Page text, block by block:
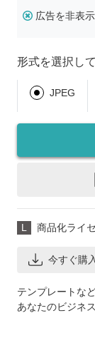
広告を非表
形式を選択し
JPEG
L 商品化ライ
今すぐ購入
テンプレートな
あなたのビジネ